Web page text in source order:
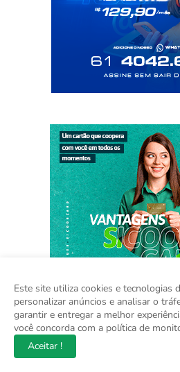
Home
Este site utiliza cookies e tecnologias
personalizar anúncios e analisar o
garantir e entregar a melhor
você concorda com a política de
Aceitar !